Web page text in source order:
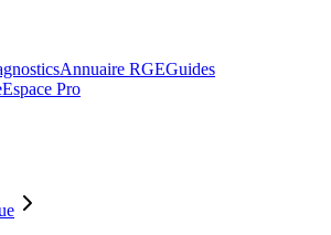
Annuaire RGEGuides
Espace Pro